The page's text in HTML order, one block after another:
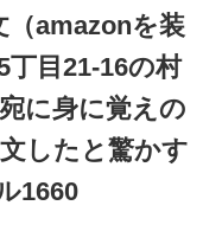
amazonを装
丁目21-16の村
に身に覚えの
したと驚かす
1660